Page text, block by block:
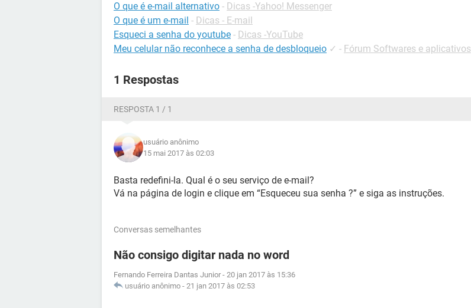
O que é e-mail alternativo - Dicas -Yahoo! Messenger
O que é um e-mail - Dicas - E-mail
Esqueci a senha do youtube - Dicas -YouTube
Meu celular não reconhece a senha de desbloqueio ✓ - Fórum Softwares e aplicativos
1 Respostas
RESPOSTA 1 / 1
usuário anônimo
15 mai 2017 às 02:03
Basta redefini-la. Qual é o seu serviço de e-mail?
Vá na página de login e clique em “Esqueceu sua senha ?” e siga as instruções.
Conversas semelhantes
Não consigo digitar nada no word
Fernando Ferreira Dantas Junior - 20 jan 2017 às 15:36
usuário anônimo - 21 jan 2017 às 02:53